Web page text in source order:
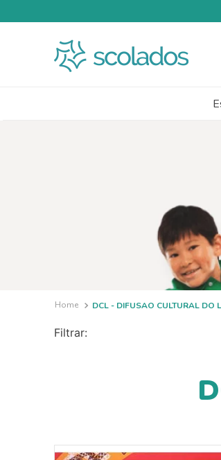
DCL - DIFUSAO CULTURAL DO
quimica
massa modelar
papel cartão
cartolina dupla
tinta guache
pincel